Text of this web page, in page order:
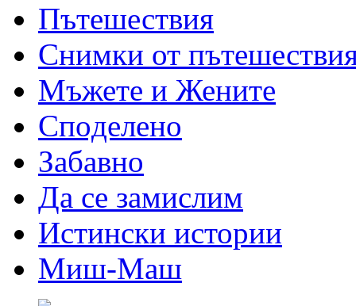
Пътешествия
Снимки от
Мъжете и Жените
Спoделено
Забавно
Да се замислим
Истински истории
Миш-Маш